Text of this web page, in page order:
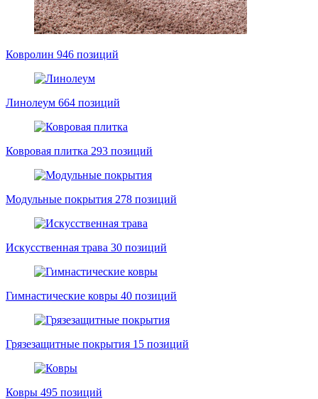
Ковролин 946 позиций
Линолеум 664 позиций
Ковровая плитка 293 позиций
Модульные покрытия 278 позиций
Искусственная трава 30 позиций
Гимнастические ковры 40 позиций
Грязезащитные покрытия 15 позиций
Ковры 495 позиций